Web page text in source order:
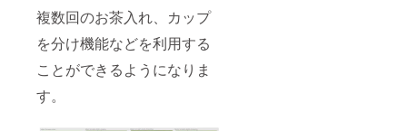
複数回のお茶入れ、カップ
を分け機能などを利用する
ことができるようになりま
す。